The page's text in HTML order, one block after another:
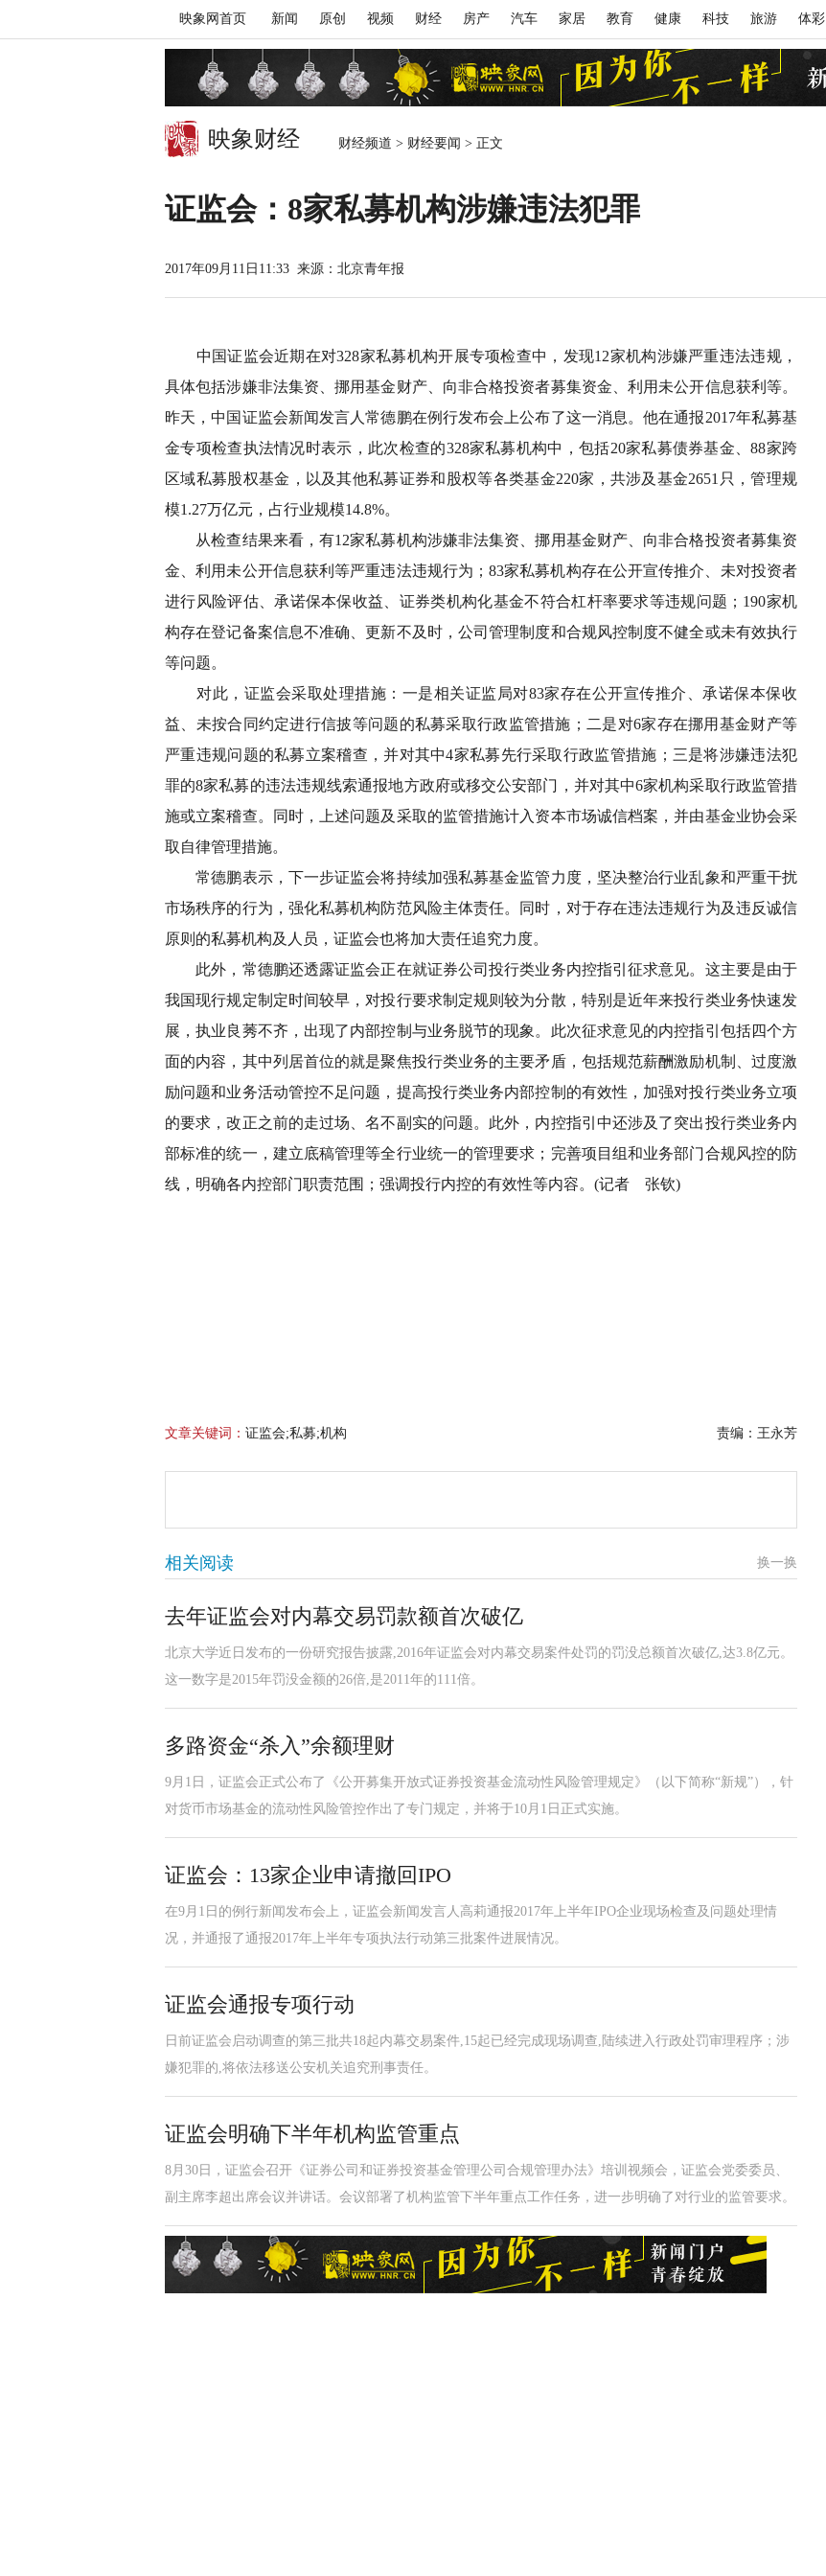
映象网首页 新闻 原创 视频 财经 房产 汽车 家居 教育 健康 科技 旅游 体彩
映象财经 财经频道 > 财经要闻 > 正文
证监会：8家私募机构涉嫌违法犯罪
2017年09月11日11:33 来源：北京青年报
中国证监会近期在对328家私募机构开展专项检查中，发现12家机构涉嫌严重违法违规，
具体包括涉嫌非法集资、挪用基金财产、向非合格投资者募集资金、利用未公开信息获利等。
昨天，中国证监会新闻发言人常德鹏在例行发布会上公布了这一消息。他在通报2017年私募基
金专项检查执法情况时表示，此次检查的328家私募机构中，包括20家私募债券基金、88家跨
区域私募股权基金，以及其他私募证券和股权等各类基金220家，共涉及基金2651只，管理规
模1.27万亿元，占行业规模14.8%。
从检查结果来看，有12家私募机构涉嫌非法集资、挪用基金财产、向非合格投资者募集资
金、利用未公开信息获利等严重违法违规行为；83家私募机构存在公开宣传推介、未对投资者
进行风险评估、承诺保本保收益、证券类机构化基金不符合杠杆率要求等违规问题；190家机
构存在登记备案信息不准确、更新不及时，公司管理制度和合规风控制度不健全或未有效执行
等问题。
对此，证监会采取处理措施：一是相关证监局对83家存在公开宣传推介、承诺保本保收
益、未按合同约定进行信披等问题的私募采取行政监管措施；二是对6家存在挪用基金财产等
严重违规问题的私募立案稽查，并对其中4家私募先行采取行政监管措施；三是将涉嫌违法犯
罪的8家私募的违法违规线索通报地方政府或移交公安部门，并对其中6家机构采取行政监管措
施或立案稽查。同时，上述问题及采取的监管措施计入资本市场诚信档案，并由基金业协会采
取自律管理措施。
常德鹏表示，下一步证监会将持续加强私募基金监管力度，坚决整治行业乱象和严重干扰
市场秩序的行为，强化私募机构防范风险主体责任。同时，对于存在违法违规行为及违反诚信
原则的私募机构及人员，证监会也将加大责任追究力度。
此外，常德鹏还透露证监会正在就证券公司投行类业务内控指引征求意见。这主要是由于
我国现行规定制定时间较早，对投行要求制定规则较为分散，特别是近年来投行类业务快速发
展，执业良莠不齐，出现了内部控制与业务脱节的现象。此次征求意见的内控指引包括四个方
面的内容，其中列居首位的就是聚焦投行类业务的主要矛盾，包括规范薪酬激励机制、过度激
励问题和业务活动管控不足问题，提高投行类业务内部控制的有效性，加强对投行类业务立项
的要求，改正之前的走过场、名不副实的问题。此外，内控指引中还涉及了突出投行类业务内
部标准的统一，建立底稿管理等全行业统一的管理要求；完善项目组和业务部门合规风控的防
线，明确各内控部门职责范围；强调投行内控的有效性等内容。(记者 张钦)
文章关键词： 证监会;私募;机构 责编：王永芳
相关阅读 换一换
去年证监会对内幕交易罚款额首次破亿
北京大学近日发布的一份研究报告披露,2016年证监会对内幕交易案件处罚的罚没总额首次破亿,达3.8亿元。
这一数字是2015年罚没金额的26倍,是2011年的111倍。
多路资金“杀入”余额理财
9月1日，证监会正式公布了《公开募集开放式证券投资基金流动性风险管理规定》（以下简称“新规”），针
对货币市场基金的流动性风险管控作出了专门规定，并将于10月1日正式实施。
证监会：13家企业申请撤回IPO
在9月1日的例行新闻发布会上，证监会新闻发言人高莉通报2017年上半年IPO企业现场检查及问题处理情
况，并通报了通报2017年上半年专项执法行动第三批案件进展情况。
证监会通报专项行动
日前证监会启动调查的第三批共18起内幕交易案件,15起已经完成现场调查,陆续进入行政处罚审理程序；涉
嫌犯罪的,将依法移送公安机关追究刑事责任。
证监会明确下半年机构监管重点
8月30日，证监会召开《证券公司和证券投资基金管理公司合规管理办法》培训视频会，证监会党委委员、
副主席李超出席会议并讲话。会议部署了机构监管下半年重点工作任务，进一步明确了对行业的监管要求。